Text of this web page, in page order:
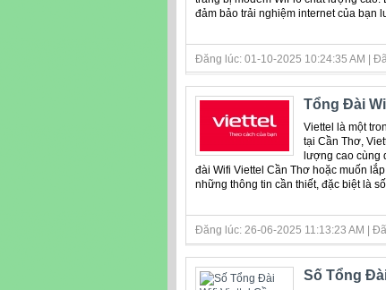
đảm bảo trải nghiệm internet của bạn
Đăng lúc: 01-10-2025 10:24:35 AM |
Tổng Đài
Viettel là một
tại Cần Thơ,
lượng cao cùng
đài Wifi Viettel Cần Thơ hoặc muốn
những thông tin cần thiết, đặc biệt là
Đăng lúc: 26-06-2025 11:13:23 AM |
Số Tổng